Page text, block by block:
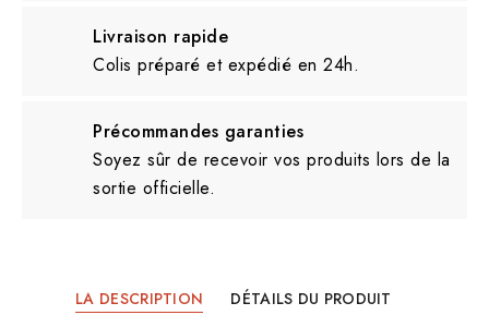
Livraison rapide
Colis préparé et expédié en 24h.
Précommandes garanties
Soyez sûr de recevoir vos produits lors de la
sortie officielle.
LA DESCRIPTION DÉTAILS DU PRODUIT